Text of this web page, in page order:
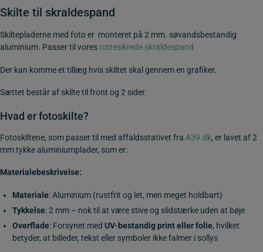
Skilte til skraldespand
Skiltepladerne med foto er monteret på 2 mm. søvandsbestandig
aluminium. Passer til vores rottesikrede skraldespand
Der kan komme et tillæg hvis skiltet skal gennem en grafiker.
Sættet består af skilte til front og 2 sider.
Hvad er fotoskilte?
Fotoskiltene, som passer til med affaldsstativet fra A39.dk, er lavet af 2
mm tykke aluminiumplader, som er:
Materialebeskrivelse:
Materiale: Aluminium (rustfrit og let, men meget holdbart)
Tykkelse: 2 mm – nok til at være stive og slidstærke uden at bøje
Overflade: Forsynet med UV-bestandig print eller folie, hvilket
betyder, at billeder, tekst eller symboler ikke falmer i sollys